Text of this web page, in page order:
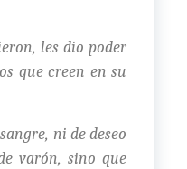
les dio poder
que creen en su
ni de deseo
varón, sino que